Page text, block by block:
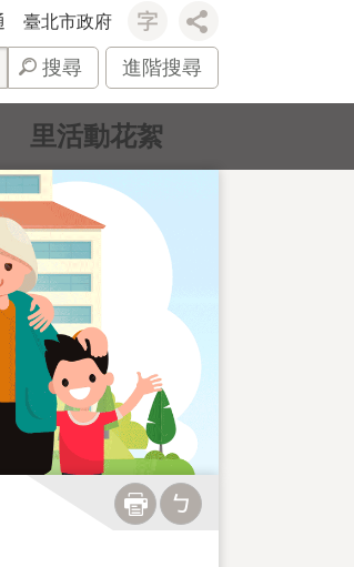
臺北市政府
搜尋 進階搜尋
里活動花絮